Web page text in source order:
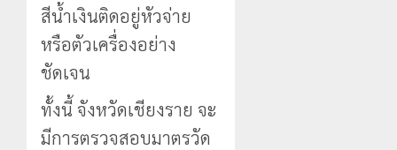
สีน้ำเงินติดอยู่หัวจ่าย
หรือตัวเครื่องอย่าง
ชัดเจน
ทั้งนี้ จังหวัดเชียงราย จะ
มีการตรวจสอบมาตรวัด